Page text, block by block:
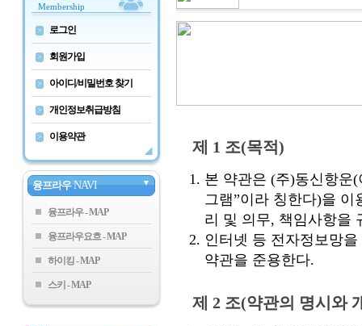
Membership
> 로그인
> 회원가입
> 아이디/비밀번호 찾기
> 개인정보취급방침
> 이용약관
융프라우 NAVI ▼
융프라우
융프라우요흐
하이킹
스키
제 1 조(목적)
본 약관은 (주)동신항운
그램”이라 칭한다)을
리 및 의무, 책임사항을
인터넷 등 전자정보망
약관을 준용한다.
제 2 조(약관의 명시와